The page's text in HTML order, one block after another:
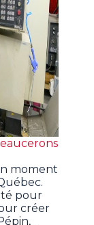
moment
pour
créer